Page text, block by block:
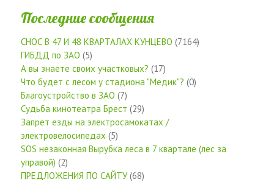
Последние сообщения
СНОС В 47 И 48 КВАРТАЛАХ КУНЦЕВО (7164)
ГИБДД по ЗАО (5)
А вы знаете своих участковых? (17)
Что будет с лесом у стадиона "Медик"? (0)
Благоустройство в ЗАО (7)
Судьба кинотеатра Брест (29)
Запрет езды на электросамокатах /
электровелосипедах (5)
SOS незаконная Вырубка леса в 7 квартале (лес за
управой) (2)
ПРЕДЛОЖЕНИЯ ПО САЙТУ(68)